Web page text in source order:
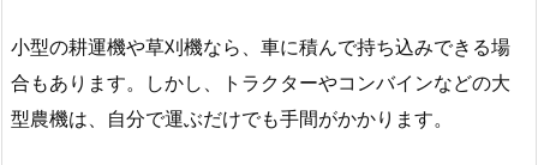
小型の耕運機や草刈機なら、車に積んで持ち込みできる場
合もあります。しかし、トラクターやコンバインなどの大
型農機は、自分で運ぶだけでも手間がかかります。